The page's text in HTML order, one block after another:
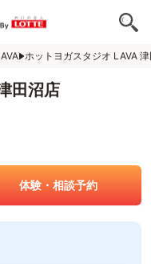
ホットヨガスタジオ LAVA
田沼店
体験・相談予約